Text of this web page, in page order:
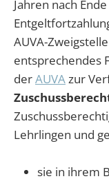
Jahren nach
AUVA-
entsprechendes
derAUVAzur
Lehrlingen und
sie in ihrem